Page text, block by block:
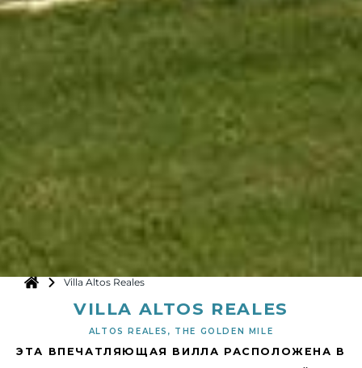
Villa Altos Reales
VILLA ALTOS REALES
ALTOS REALES, THE GOLDEN MILE
ЭТА ВПЕЧАТЛЯЮЩАЯ ВИЛЛА РАСПОЛОЖЕНА В